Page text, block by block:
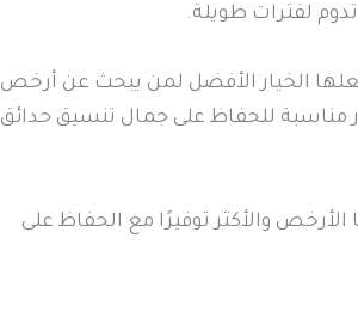
لفترات طويلة.
الخيار الأفضل لمن يبحث عن أرخص
مناسبة للحفاظ على جمال تنسيق حدائق
والأكثر توفيرًا مع الحفاظ على